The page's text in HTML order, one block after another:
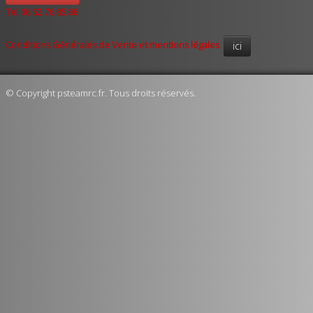
Tel 06.52.76.85.86
Conditions Générales de Vente et mentions légales ici
© Copyright psteamrc.fr. Tous droits réservés.